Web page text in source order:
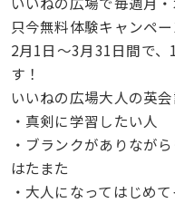
只今無料体験キャンペー
2月1日～3月31日間で
す！
いいねの広場大人の英
・真剣に学習したい人
・ブランクがありなが
はたまた
・大人になってはじめ